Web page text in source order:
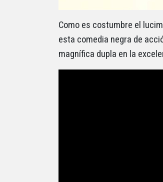
Como es costumbre el
esta comedia negra de
magnífica dupla en la